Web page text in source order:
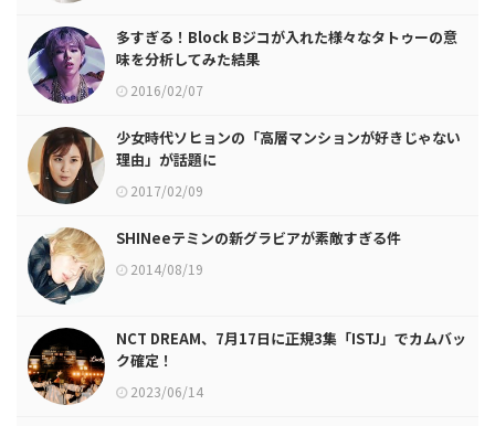
多すぎる！Block Bジコが入れた様々なタトゥーの意
味を分析してみた結果
2016/02/07
少女時代ソヒョンの「高層マンションが好きじゃない
理由」が話題に
2017/02/09
SHINeeテミンの新グラビアが素敵すぎる件
2014/08/19
NCT DREAM、7月17日に正規3集「ISTJ」でカムバッ
ク確定！
2023/06/14